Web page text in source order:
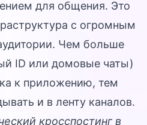
для общения. Это
с огромным
Чем больше
ID или домовые чаты)
к приложению, тем
и в ленту каналов.
кросспостинг в